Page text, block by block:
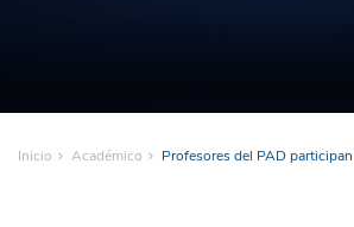
Inicio Académico Profesores del PAD